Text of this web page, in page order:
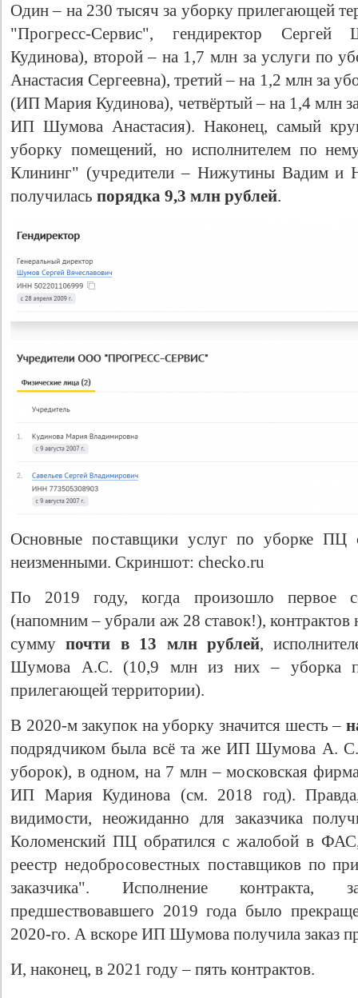
Один – на 230 тысяч за уборку прилегающей
"Прогресс-Сервис", гендиректор
Кудинова), второй – на 1,7 млн за услуги по
Анастасия Сергеевна), третий – на 1,2 млн за
(ИП Мария Кудинова), четвёртый – на 1,4 млн
ИП Шумова Анастасия). Наконец, самый
уборку помещений, но исполнителем по
Клининг" (учредители – Нижутины Вадим и
получилась порядка 9,3 млн рублей.
Основные поставщики услуг по уборке ПЦ
неизменными. Скриншот: checko.ru
По 2019 году, когда произошло первое
(напомним – убрали аж 28 ставок!),
суммупочти в 13 млн рублей,
Шумова А.С. (10,9 млн из них – уборка
прилегающей территории).
В 2020-м закупок на уборку значится шесть –
подрядчиком была всё та же ИП Шумова А. С.
уборок), в одном, на 7 млн – московская
ИП Мария Кудинова (см. 2018 год).
видимости, неожиданно для заказчика
Коломенский ПЦ обратился с жалобой в
реестр недобросовестных поставщиков по
заказчика". Исполнение контракта,
предшествовавшего 2019 года было
2020-го. А вскоре ИП Шумова получила заказ
И, наконец, в 2021 году – пять контрактов.